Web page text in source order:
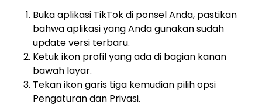
Buka aplikasi TikTok di ponsel Anda, pastikan
bahwa aplikasi yang Anda gunakan sudah
update versi terbaru.
Ketuk ikon profil yang ada di bagian kanan
bawah layar.
Tekan ikon garis tiga kemudian pilih opsi
Pengaturan dan Privasi.